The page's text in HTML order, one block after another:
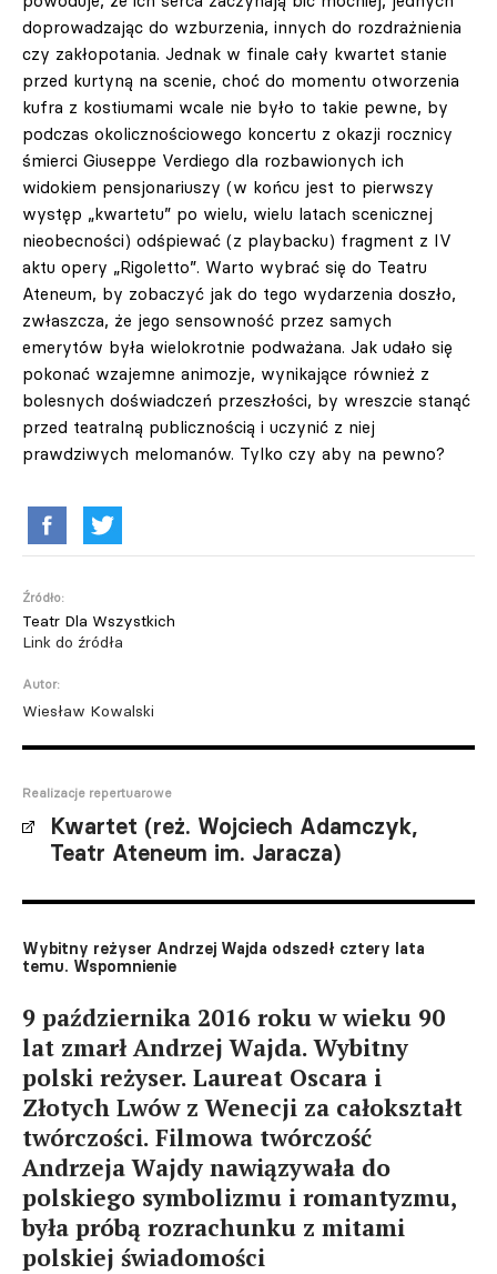
doprowadzając do wzburzenia, innych do rozdrażnienia
czy zakłopotania. Jednak w finale cały kwartet stanie
przed kurtyną na scenie, choć do momentu otworzenia
kufra z kostiumami wcale nie było to takie pewne, by
podczas okolicznościowego koncertu z okazji rocznicy
śmierci Giuseppe Verdiego dla rozbawionych ich
widokiem pensjonariuszy (w końcu jest to pierwszy
występ „kwartetu” po wielu, wielu latach scenicznej
nieobecności) odśpiewać (z playbacku) fragment z IV
aktu opery „Rigoletto”. Warto wybrać się do Teatru
Ateneum, by zobaczyć jak do tego wydarzenia doszło,
zwłaszcza, że jego sensowność przez samych
emerytów była wielokrotnie podważana. Jak udało się
pokonać wzajemne animozje, wynikające również z
bolesnych doświadczeń przeszłości, by wreszcie stanąć
przed teatralną publicznością i uczynić z niej
prawdziwych melomanów. Tylko czy aby na pewno?
Źródło:
Teatr Dla Wszystkich
Link do źródła
Autor:
Wiesław Kowalski
Realizacje repertuarowe
Kwartet (reż. Wojciech Adamczyk,
Teatr Ateneum im. Jaracza)
Wybitny reżyser Andrzej Wajda odszedł cztery lata
temu. Wspomnienie
9 października 2016 roku w wieku 90
lat zmarł Andrzej Wajda. Wybitny
polski reżyser. Laureat Oscara i
Złotych Lwów z Wenecji za całokształt
twórczości. Filmowa twórczość
Andrzeja Wajdy nawiązywała do
polskiego symbolizmu i romantyzmu,
była próbą rozrachunku z mitami
polskiej świadomości